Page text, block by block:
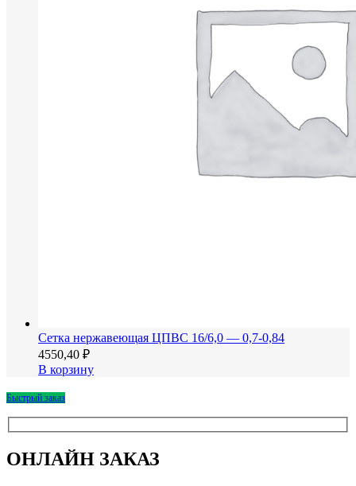
Сетка нержавеющая ЦПВС 16/6,0 — 0,7-0,84
4550,40 ₽
В корзину
Быстрый заказ
ОНЛАЙН ЗАКАЗ